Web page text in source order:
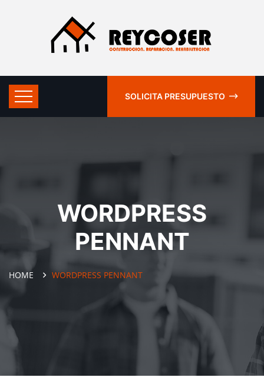
SOLICITA PRESUPUESTO
WORDPRESS
PENNANT
HOME WORDPRESS PENNANT